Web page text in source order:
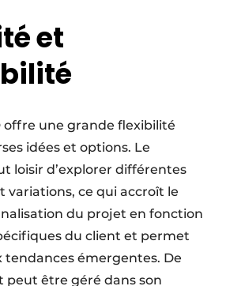
et
offre une grande flexibilité
idées et options. Le
loisir d’explorer différentes
variations, ce qui accroît le
du projet en fonction
du client et permet
tendances émergentes. De
peut être géré dans son